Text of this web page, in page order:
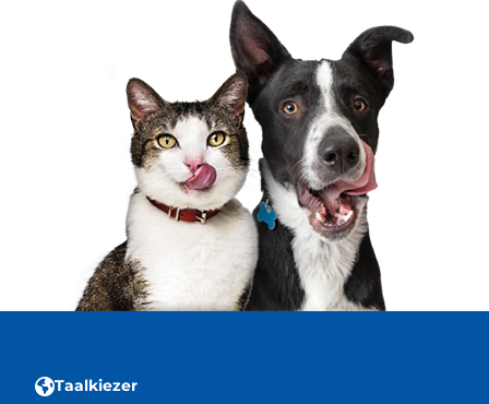
Taalkiezer